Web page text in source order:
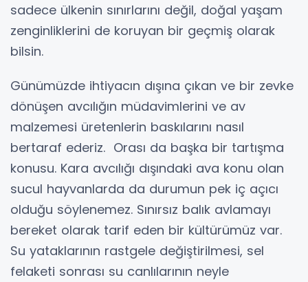
sadece ülkenin sınırlarını değil, doğal yaşam
zenginliklerini de koruyan bir geçmiş olarak
bilsin.
Günümüzde ihtiyacın dışına çıkan ve bir zevke
dönüşen avcılığın müdavimlerini ve av
malzemesi üretenlerin baskılarını nasıl
bertaraf ederiz. Orası da başka bir tartışma
konusu. Kara avcılığı dışındaki ava konu olan
sucul hayvanlarda da durumun pek iç açıcı
olduğu söylenemez. Sınırsız balık avlamayı
bereket olarak tarif eden bir kültürümüz var.
Su yataklarının rastgele değiştirilmesi, sel
felaketi sonrası su canlılarının neyle